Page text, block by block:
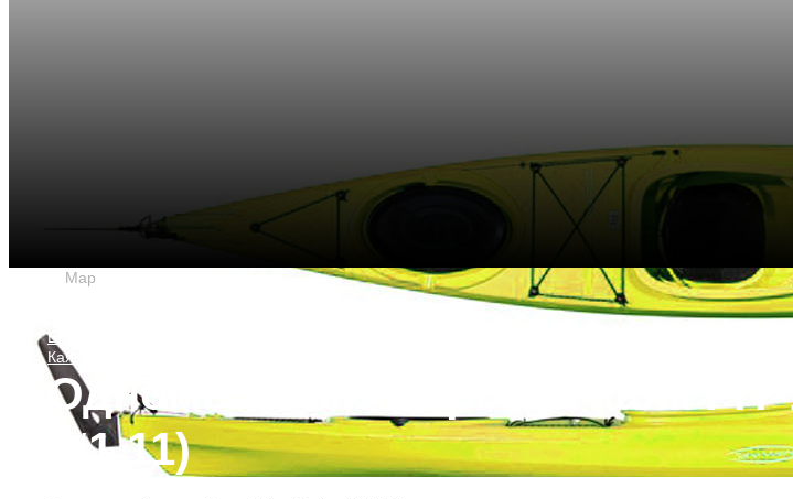
Мар
Байдарки и каяки. Прокат сияков.
Каяк
Одноместный морской каяк
(#1.11)